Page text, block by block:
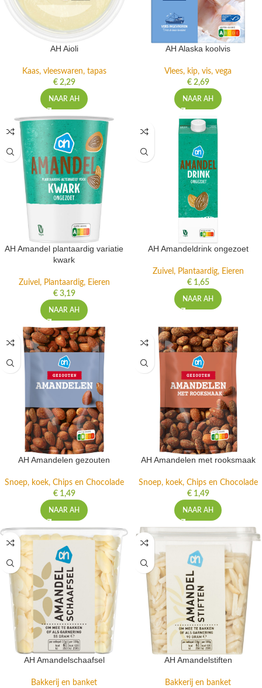
AH Aioli
Kaas, vleeswaren, tapas
€2,29
NAAR AH
AH Alaska koolvis
Vlees, kip, vis, vega
€2,69
NAAR AH
AH Amandel plantaardig variatie
kwark
Zuivel, Plantaardig, Eieren
€3,19
NAAR AH
AH Amandeldrink ongezoet
Zuivel, Plantaardig, Eieren
€1,65
NAAR AH
AH Amandelen gezouten
Snoep, koek, Chips en Chocolade
€1,49
NAAR AH
AH Amandelen met rooksmaak
Snoep, koek, Chips en Chocolade
€1,49
NAAR AH
AH Amandelschaafsel
Bakkerij en banket
AH Amandelstiften
Bakkerij en banket